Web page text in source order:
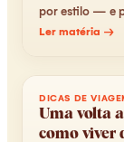
por estilo — e
conforto e pé
Ler matéria →
DICAS DE
Uma volta
como viver